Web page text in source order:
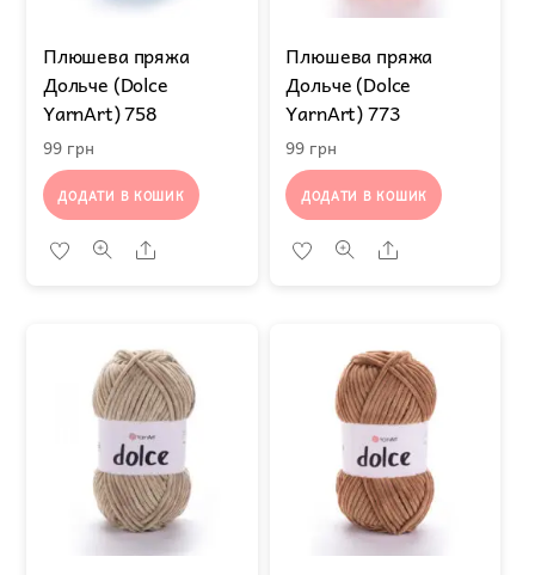
Плюшева пряжа
Дольче (Dolce
YarnArt) 758
99 грн
ДОДАТИ В КОШИК
Share
Плюшева пряжа
Дольче (Dolce
YarnArt) 773
99 грн
ДОДАТИ В КОШИК
Share